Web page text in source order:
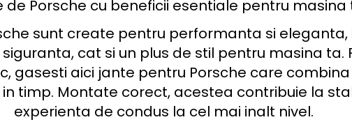
de Porsche cu beneficii esentiale pentru masina
sunt create pentru performanta si
cat si un plus de stil pentru masina ta.
gasesti aici jante pentru Porsche care
timp. Montate corect, acestea contribuie la
experienta de condus la cel mai inalt nivel.